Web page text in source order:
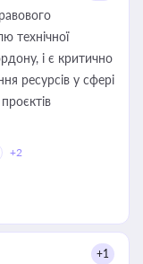
технічної
і є критично
ресурсів у сфері
+2
+1